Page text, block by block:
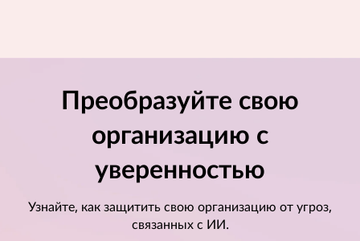
Преобразуйте свою
организацию с
уверенностью
Узнайте, как защитить свою организацию от угроз,
связанных с ИИ.